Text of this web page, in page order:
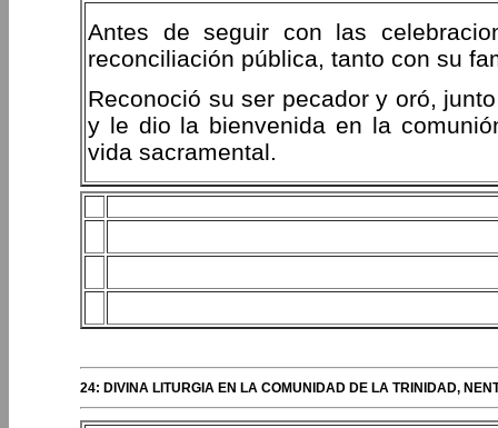
Antes de seguir con las
reconciliación pública, tanto con su
Reconoció su ser pecador y oró,
y le dio la bienvenida en la
vida sacramental.
24: DIVINA LITURGIA EN LA COMUNIDAD DE LA TRINIDAD,